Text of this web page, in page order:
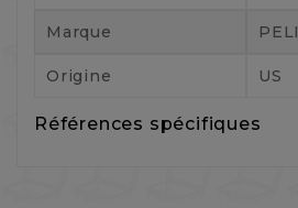
Marque PELI
Origine US
Références spécifiques